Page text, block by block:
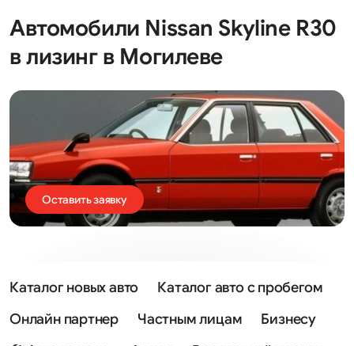
Автомобили Nissan Skyline R30
в лизинг в Могилеве
Оставить заявку
Каталог новых авто
Каталог авто с пробегом
Онлайн партнер
Частным лицам
Бизнесу